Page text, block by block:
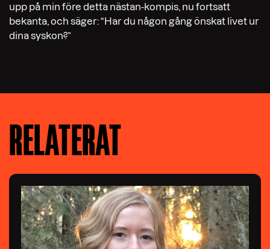
upp på min före detta nästan-kompis, nu fortsatt
bekanta, och säger: “Har du någon gång önskat livet ur
dina syskon?”
RELATERAT